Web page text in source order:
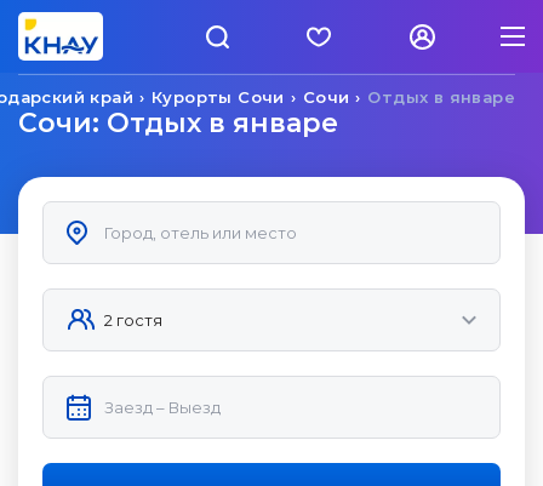
Отдых в январе
Сочи
Курорты Сочи
край
Сочи: Отдых в январе